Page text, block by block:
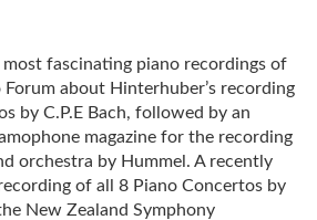
most fascinating piano recordings of
about Hinterhuber’s recording
by C.P.E Bach, followed by an
magazine for the recording
orchestra by Hummel. A recently
of all 8 Piano Concertos by
New Zealand Symphony